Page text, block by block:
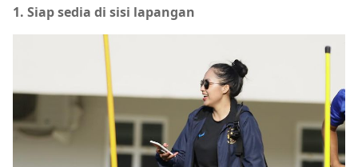
1. Siap sedia di sisi lapangan